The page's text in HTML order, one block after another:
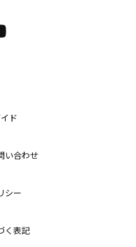
ド
い合わせ
シー
く表記